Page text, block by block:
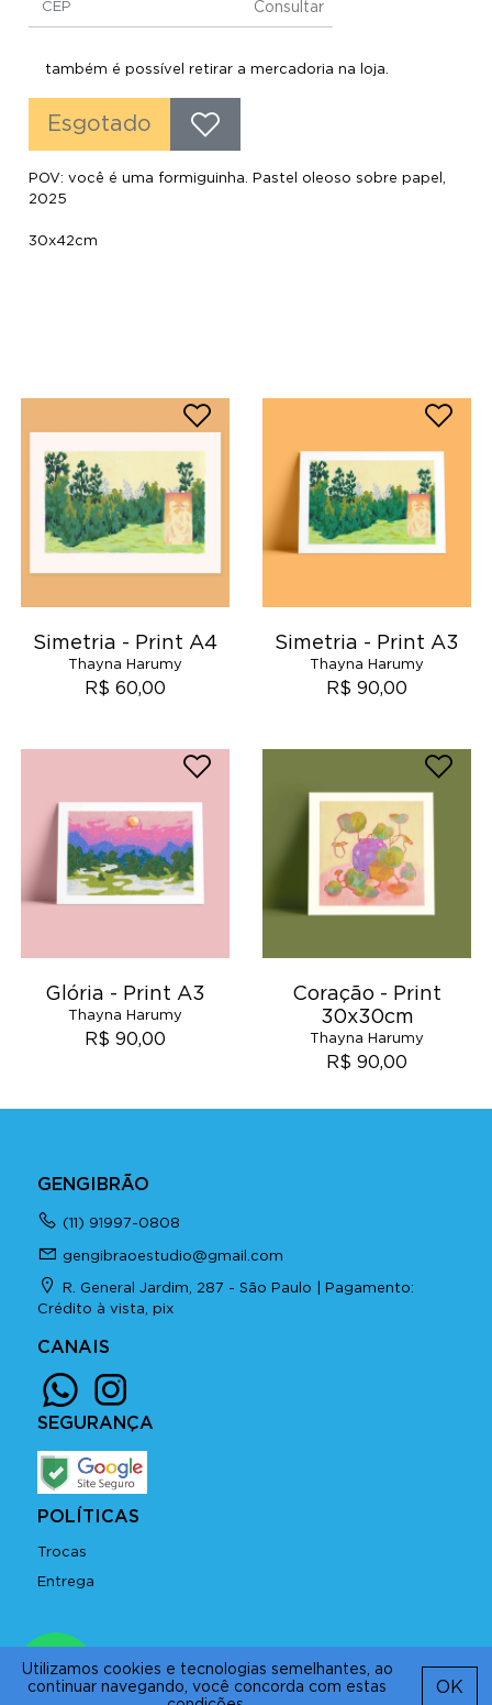
Utilizamos cookies e tecnologias semelhantes, ao
continuar navegando, você concorda com estas
OK
Consultar
também é possível retirar a mercadoria na loja.
Esgotado
POV: você é uma formiguinha. Pastel oleoso sobre papel,
2025
30x42cm
Simetria - Print A4
Thayna Harumy
R$ 60,00
Simetria - Print A3
Thayna Harumy
R$ 90,00
Glória - Print A3
Thayna Harumy
R$ 90,00
Coração - Print
30x30cm
Thayna Harumy
R$ 90,00
GENGIBRÃO
(11) 91997-0808
gengibraoestudio@gmail.com
R. General Jardim, 287 - São Paulo | Pagamento:
Crédito à vista, pix
CANAIS
SEGURANÇA
POLÍTICAS
Trocas
Entrega
Copyright © 2026 GENGIBRÃO
criado comAppCollaborative